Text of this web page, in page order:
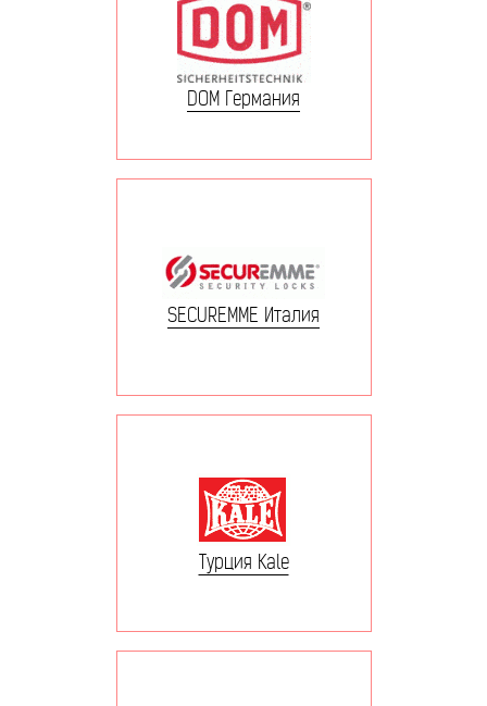
DOM Германия
SECUREMME Италия
Турция Kale